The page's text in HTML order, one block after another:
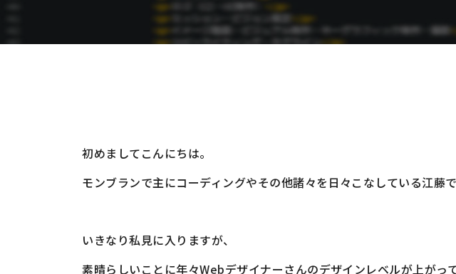
初めましてこんにちは。
モンブランで主にコーディングやその他諸々を日々こなしている江藤で
いきなり私見に入りますが、
素晴らしいことに年々Webデザイナーさんのデザインレベルが上がっ